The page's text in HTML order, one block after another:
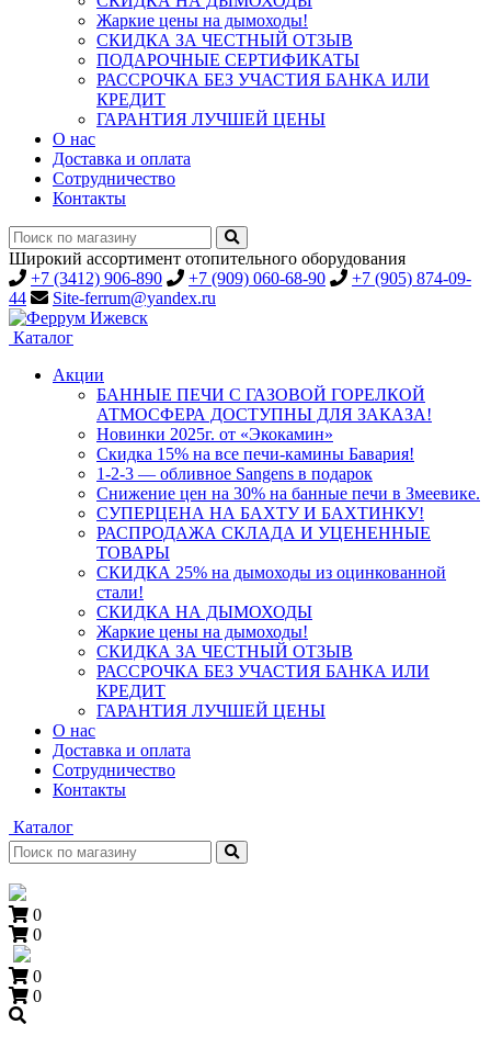
Жаркие цены на дымоходы!
СКИДКА ЗА ЧЕСТНЫЙ ОТЗЫВ
ПОДАРОЧНЫЕ СЕРТИФИКАТЫ
РАССРОЧКА БЕЗ УЧАСТИЯ БАНКА ИЛИ
КРЕДИТ
ГАРАНТИЯ ЛУЧШЕЙ ЦЕНЫ
О нас
Доставка и оплата
Сотрудничество
Контакты
Широкий ассортимент отопительного оборудования
+7 (3412) 906-890
+7 (909) 060-68-90
+7 (905) 874-09-
44
Site-ferrum@yandex.ru
Каталог
Акции
БАННЫЕ ПЕЧИ С ГАЗОВОЙ ГОРЕЛКОЙ
АТМОСФЕРА ДОСТУПНЫ ДЛЯ ЗАКАЗА!
Новинки 2025г. от «Экокамин»
Скидка 15% на все печи-камины Бавария!
1-2-3 — обливное Sangens в подарок
Снижение цен на 30% на банные печи в Змеевике.
СУПЕРЦЕНА НА БАХТУ И БАХТИНКУ!
РАСПРОДАЖА СКЛАДА И УЦЕНЕННЫЕ
ТОВАРЫ
СКИДКА 25% на дымоходы из оцинкованной
стали!
СКИДКА НА ДЫМОХОДЫ
Жаркие цены на дымоходы!
СКИДКА ЗА ЧЕСТНЫЙ ОТЗЫВ
РАССРОЧКА БЕЗ УЧАСТИЯ БАНКА ИЛИ
КРЕДИТ
ГАРАНТИЯ ЛУЧШЕЙ ЦЕНЫ
О нас
Доставка и оплата
Сотрудничество
Контакты
Каталог
0
0
0
0